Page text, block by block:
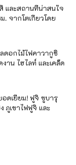
และสถานที่น่าสนใจ
. จากโตเกียวโดย
ดอกไม้ไฟคาวากูชิ
าน ไฮไลท์ และเคล็ด
ดเยี่ยม! ฟูจิ ซูบารุ
ภูเขาไฟฟูจิ และ